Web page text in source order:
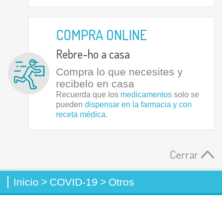
COMPRA ONLINE
Rebre-ho a casa
Compra lo que necesites y
recibelo en casa
Recuerda que los medicamentos solo se
pueden dispensar en la farmacia y con
receta médica.
Cerrar
Inicio > COVID-19 > Otros